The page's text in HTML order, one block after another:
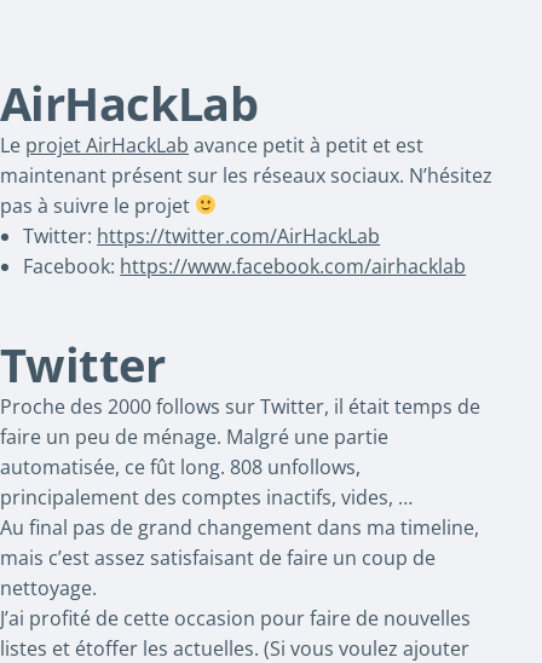
AirHackLab
Le projet AirHackLab avance petit à petit et est
maintenant présent sur les réseaux sociaux. N’hésitez
pas à suivre le projet
Twitter: https://twitter.com/AirHackLab
Facebook: https://www.facebook.com/airhacklab
Twitter
Proche des 2000 follows sur Twitter, il était temps de
faire un peu de ménage. Malgré une partie
automatisée, ce fût long. 808 unfollows,
principalement des comptes inactifs, vides, …
Au final pas de grand changement dans ma timeline,
mais c’est assez satisfaisant de faire un coup de
nettoyage.
J’ai profité de cette occasion pour faire de nouvelles
listes et étoffer les actuelles. (Si vous voulez ajouter